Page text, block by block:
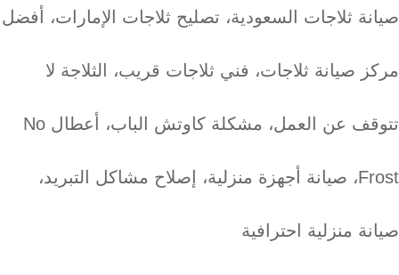
صيانة ثلاجات السعودية، تصليح ثلاجات الإمارات، أفضل
مركز صيانة ثلاجات، فني ثلاجات قريب، الثلاجة لا
تتوقف عن العمل، مشكلة كاوتش الباب، أعطال No
Frost، صيانة أجهزة منزلية، إصلاح مشاكل التبريد،
صيانة منزلية احترافية